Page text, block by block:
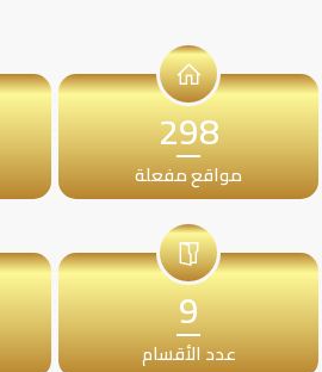
298
مواقع مفعلة
9
عدد الأقسام